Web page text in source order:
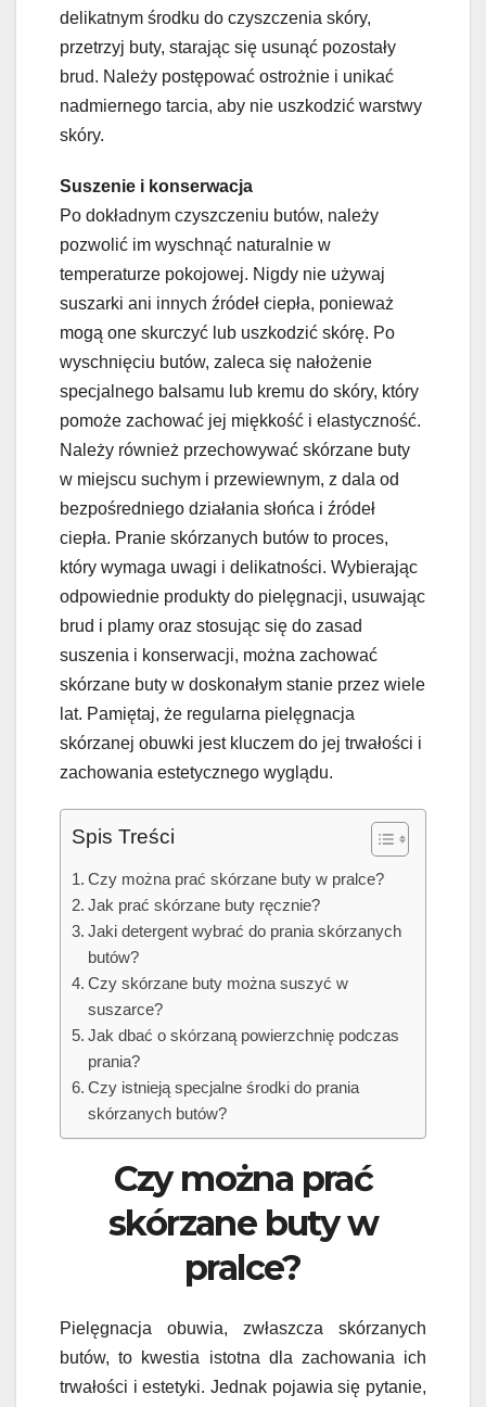
delikatnym środku do czyszczenia skóry,
przetrzyj buty, starając się usunąć pozostały
brud. Należy postępować ostrożnie i unikać
nadmiernego tarcia, aby nie uszkodzić warstwy
skóry.
Suszenie i konserwacja
Po dokładnym czyszczeniu butów, należy
pozwolić im wyschnąć naturalnie w
temperaturze pokojowej. Nigdy nie używaj
suszarki ani innych źródeł ciepła, ponieważ
mogą one skurczyć lub uszkodzić skórę. Po
wyschnięciu butów, zaleca się nałożenie
specjalnego balsamu lub kremu do skóry, który
pomoże zachować jej miękkość i elastyczność.
Należy również przechowywać skórzane buty
w miejscu suchym i przewiewnym, z dala od
bezpośredniego działania słońca i źródeł
ciepła. Pranie skórzanych butów to proces,
który wymaga uwagi i delikatności. Wybierając
odpowiednie produkty do pielęgnacji, usuwając
brud i plamy oraz stosując się do zasad
suszenia i konserwacji, można zachować
skórzane buty w doskonałym stanie przez wiele
lat. Pamiętaj, że regularna pielęgnacja
skórzanej obuwki jest kluczem do jej trwałości i
zachowania estetycznego wyglądu.
Spis Treści
Czy można prać skórzane buty w pralce?
Jak prać skórzane buty ręcznie?
Jaki detergent wybrać do prania skórzanych
butów?
Czy skórzane buty można suszyć w
suszarce?
Jak dbać o skórzaną powierzchnię podczas
prania?
Czy istnieją specjalne środki do prania
skórzanych butów?
Czy można prać
skórzane buty w
pralce?
Pielęgnacja obuwia, zwłaszcza skórzanych
butów, to kwestia istotna dla zachowania ich
trwałości i estetyki. Jednak pojawia się pytanie,